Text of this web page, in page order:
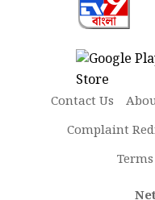
Contact Us
Complaint